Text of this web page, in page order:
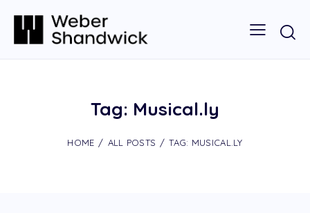
Tag: Musical.ly
HOME ALL POSTS TAG: MUSICAL.LY